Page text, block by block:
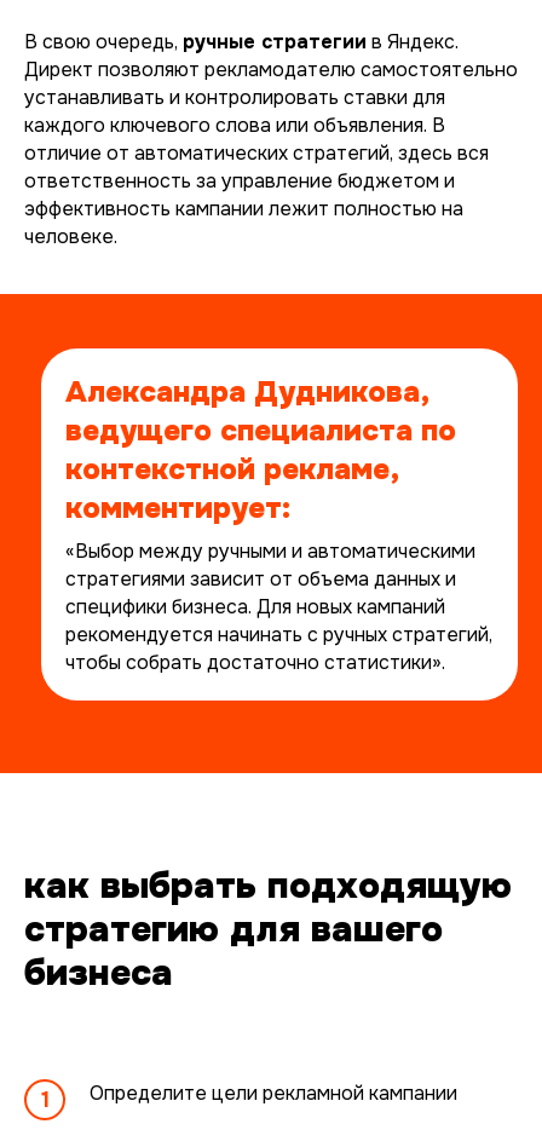
В свою очередь, ручные стратегии в Яндекс.
Директ позволяют рекламодателю самостоятельно
устанавливать и контролировать ставки для
каждого ключевого слова или объявления. В
отличие от автоматических стратегий, здесь вся
ответственность за управление бюджетом и
эффективность кампании лежит полностью на
человеке.
Александра Дудникова,
ведущего специалиста по
контекстной рекламе,
комментирует:
«Выбор между ручными и автоматическими
стратегиями зависит от объема данных и
специфики бизнеса. Для новых кампаний
рекомендуется начинать с ручных стратегий,
чтобы собрать достаточно статистики».
как выбрать подходящую
стратегию для вашего
бизнеса
Определите цели рекламной кампании
заявку
проведем бесплатный
аудит и расскажем, как
улучшить результаты
Ваше имя